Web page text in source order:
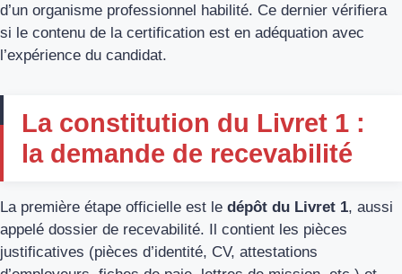
d’un organisme professionnel habilité. Ce dernier vérifiera
si le contenu de la certification est en adéquation avec
l’expérience du candidat.
La constitution du Livret 1 :
la demande de recevabilité
La première étape officielle est le dépôt du Livret 1, aussi
appelé dossier de recevabilité. Il contient les pièces
justificatives (pièces d’identité, CV, attestations